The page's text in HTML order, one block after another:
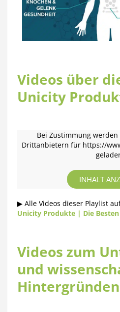
Videos über
Unicity
Bei Zustimmung
Drittanbietern für https://
INHALT
▶ Alle Videos dieser Playlist
Unicity Produkte | Die
Videos zum
und